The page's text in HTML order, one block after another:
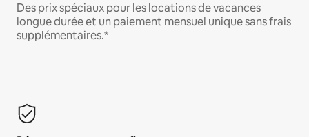
Des prix spéciaux pour les locations de vacances
longue durée et un paiement mensuel unique sans frais
supplémentaires.*